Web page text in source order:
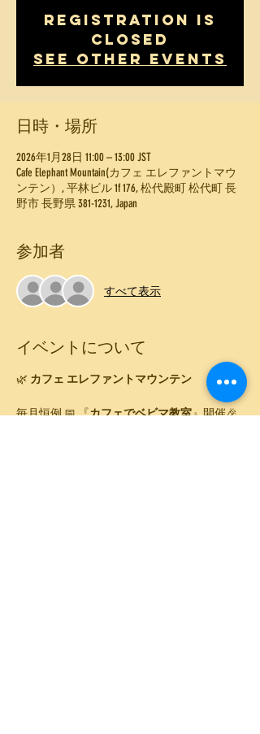
Registration is
Closed
See other events
日時・場所
2026年1月28日 11:00 – 13:00 JST
Cafe Elephant Mountain(カフェ エレファントマウ
ンテン）, 平林ビル 1f 176, 松代殿町 松代町 長
野市 長野県 381-1231, Japan
参加者
すべて表示
イベントについて
🌿 カフェ エレファントマウンテン
毎月恒例 📅 『カフェでベビマ教室』開催🎉